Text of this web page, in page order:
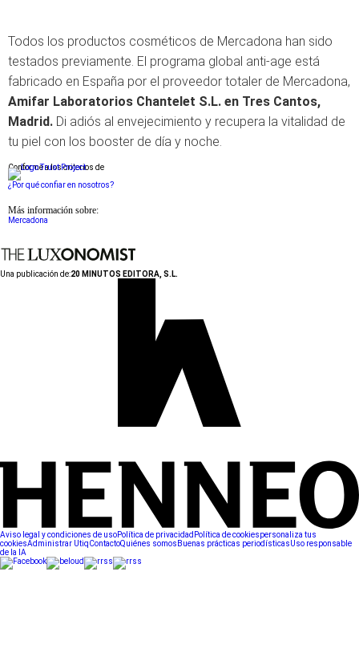
Todos los productos cosméticos de Mercadona han sido
testados previamente. El programa global anti-age está
fabricado en España por el proveedor totaler de Mercadona,
Amifar Laboratorios Chantelet S.L. en Tres Cantos,
Madrid. Di adiós al envejecimiento y recupera la vitalidad de
tu piel con los booster de día y noche.
Conforme a los criterios de
¿Por qué confiar en nosotros?
Más información sobre:
Mercadona
Una publicación de:20 MINUTOS EDITORA, S.L.
Aviso legal y condiciones de usoPolítica de privacidad Política de cookiespersonaliza tus
cookiesAdministrar UtiqContactoQuiénes somos Buenas prácticas periodísticasUso responsable
de la IA